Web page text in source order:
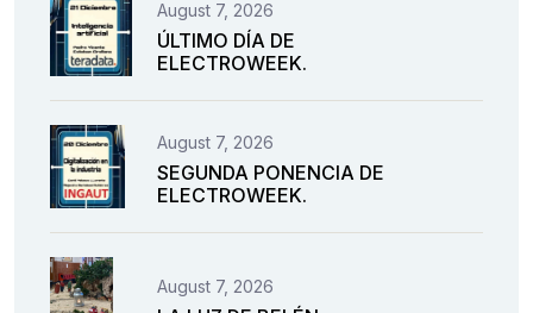
August 7, 2026
ÚLTIMO DÍA DE
ELECTROWEEK.
August 7, 2026
SEGUNDA PONENCIA DE
ELECTROWEEK.
August 7, 2026